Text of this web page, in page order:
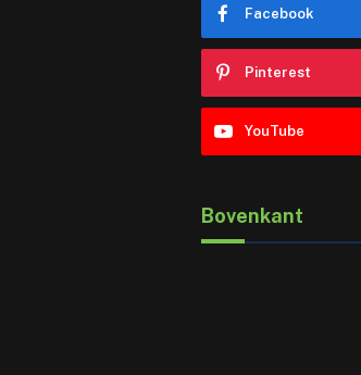
Facebook
Pinterest
YouTube
Bovenkant